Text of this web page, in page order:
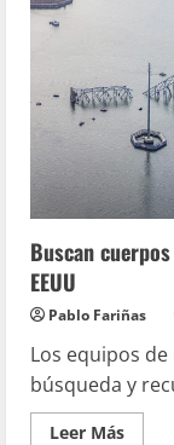
Buscan
EEUU
Pablo Fariñas
Los equipos
búsqueda y
Leer Más